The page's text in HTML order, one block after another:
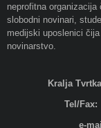
neprofitna organizacija
slobodni novinari,
medijski uposlenici
novinarstvo.
Kralja
Tel/Fax:
e-